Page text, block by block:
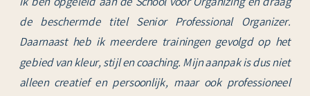
de beschermde titel Senior Professional Organizer.
Daarnaast heb ik meerdere trainingen gevolgd op het
gebied van kleur, stijl en coaching. Mijn aanpak is dus niet
alleen creatief en persoonlijk, maar ook professioneel